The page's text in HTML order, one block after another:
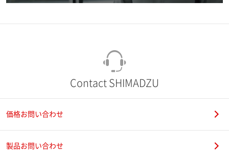
Contact SHIMADZU
価格お問い合わせ
製品お問い合わせ